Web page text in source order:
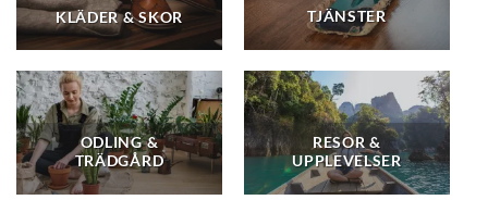
KLÄDER & SKOR TJÄNSTER
ODLING &
TRÄDGÅRD
RESOR &
UPPLEVELSER